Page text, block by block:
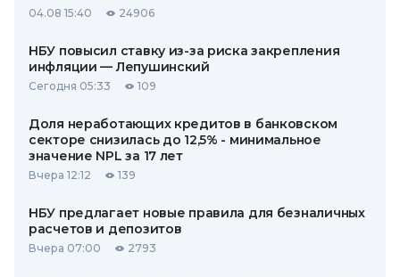
04.08 15:40 24906
НБУ повысил ставку из-за риска закрепления
инфляции — Лепушинский
Сегодня 05:33 109
Доля неработающих кредитов в банковском
секторе снизилась до 12,5% - минимальное
значение NPL за 17 лет
Вчера 12:12 139
НБУ предлагает новые правила для безналичных
расчетов и депозитов
Вчера 07:00 2793